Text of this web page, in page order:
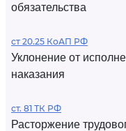
обязательства
ст 20.25 КоАП РФ
Уклонение от
наказания
ст. 81 ТК РФ
Расторжение